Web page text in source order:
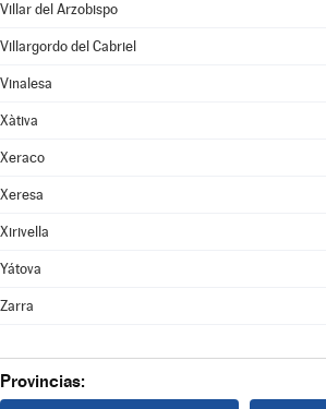
Villar del Arzobispo
Villargordo del Cabriel
Vinalesa
Xàtiva
Xeraco
Xeresa
Xirivella
Yátova
Zarra
Provincias: